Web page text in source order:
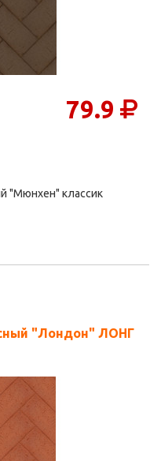
79.9
"Мюнхен" классик
"Лондон" ЛОНГ